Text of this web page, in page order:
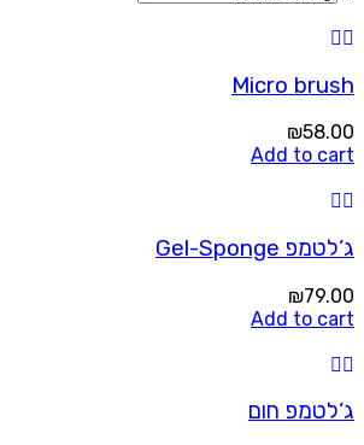
Micro brush
₪58.00
Add to cart
ג’לטמפ Gel-Sponge
₪79.00
Add to cart
ג’לטמפ חום